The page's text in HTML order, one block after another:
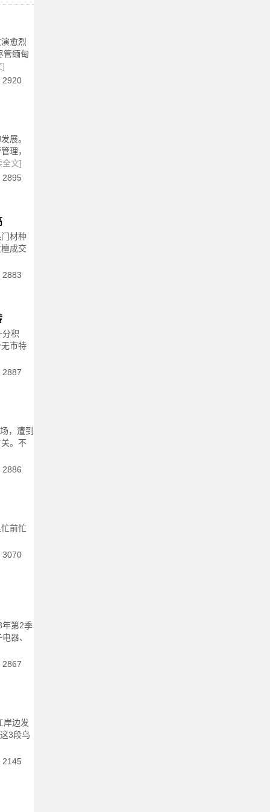
愈烈
管缅甸
]
2920
展。
理，
全文]
2895
材种
成交
2883
分积
市特
2887
，遭到
。不
2886
前忙
3070
年第2季
器、
2867
岸边发
3段乌
2145